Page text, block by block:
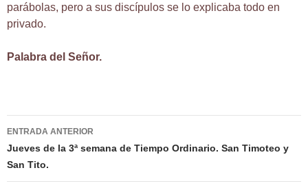
parábolas, pero a sus discípulos se lo explicaba todo en
privado.
Palabra del Señor.
Navegación
de
entradas
ENTRADA ANTERIOR
Jueves de la 3ª semana de Tiempo Ordinario. San Timoteo y
San Tito.